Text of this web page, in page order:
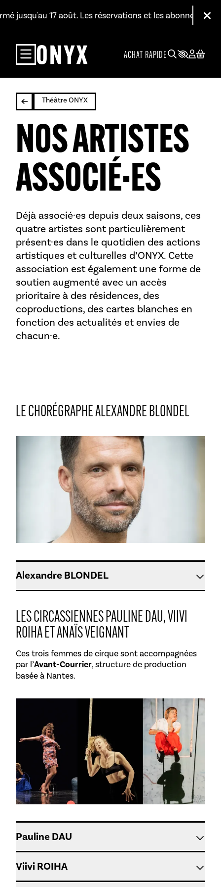
jusqu'au 17 août. Les réservations et les abonnements
ACHAT RAPIDE
Théâtre ONYX
NOS ARTISTES
ASSOCIÉ·ES
Déjà associé·es depuis deux saisons, ces
quatre artistes sont particulièrement
présent·es dans le quotidien des actions
artistiques et culturelles d’ONYX. Cette
association est également une forme de
soutien augmenté avec un accès
prioritaire à des résidences, des
coproductions, des cartes blanches en
fonction des actualités et envies de
chacun·e.
LE CHORÉGRAPHE ALEXANDRE BLONDEL
Alexandre BLONDEL
LES CIRCASSIENNES PAULINE DAU, VIIVI
ROIHA ET ANAÏS VEIGNANT
Ces trois femmes de cirque sont accompagnées
par l’Avant-Courrier, structure de production
basée à Nantes.
Pauline DAU
Viivi ROIHA